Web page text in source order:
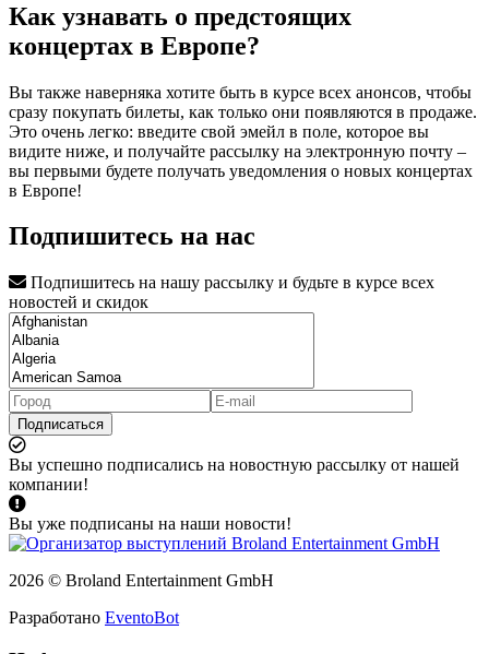
Как узнавать о предстоящих
концертах в Европе?
Вы также наверняка хотите быть в курсе всех анонсов, чтобы
сразу покупать билеты, как только они появляются в продаже.
Это очень легко: введите свой эмейл в поле, которое вы
видите ниже, и получайте рассылку на электронную почту –
вы первыми будете получать уведомления о новых концертах
в Европе!
Подпишитесь на нас
Подпишитесь на нашу рассылку и будьте в курсе всех
новостей и скидок
Подписаться
Вы успешно подписались на новостную рассылку от нашей
компании!
Вы уже подписаны на наши новости!
2026 © Broland Entertainment GmbH
Разработано EventoBot